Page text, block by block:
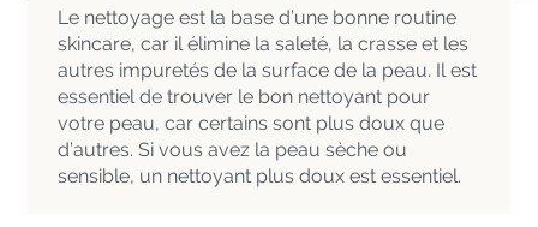
Le nettoyage est la base d’une bonne routine
skincare, car il élimine la saleté, la crasse et les
autres impuretés de la surface de la peau. Il est
essentiel de trouver le bon nettoyant pour
votre peau, car certains sont plus doux que
d’autres. Si vous avez la peau sèche ou
sensible, un nettoyant plus doux est essentiel.